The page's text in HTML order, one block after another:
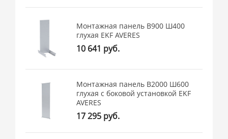
Монтажная панель В900 Ш400
глухая EKF AVERES
10 641 руб.
Монтажная панель В2000 Ш600
глухая с боковой установкой EKF
AVERES
17 295 руб.